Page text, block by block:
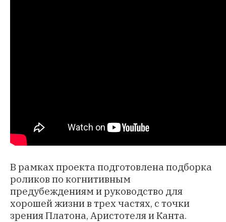
В рамках проекта подготовлена подборка
роликов по когнитивным
предубеждениям ируководство для
хорошей жизни в трех частях, с точки
зрения Платона, Аристотеля и Канта.